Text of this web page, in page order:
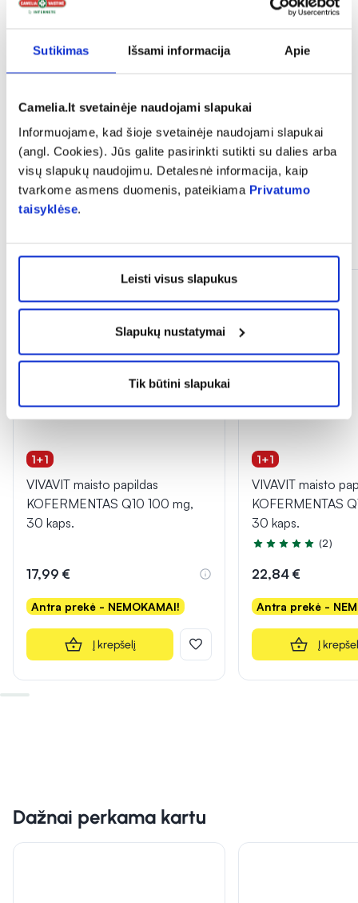
Sutikimas Išsami informacija Apie
Camelia.lt svetainėje naudojami slapukai
Informuojame, kad šioje svetainėje naudojami slapukai
(angl. Cookies). Jūs galite pasirinkti sutikti su dalies arba
visų slapukų naudojimu. Detalesnė informacija, kaip
tvarkome asmens duomenis, pateikiama Privatumo
taisyklėse.
Leisti visus slapukus
Slapukų nustatymai
Tik būtini slapukai
1+1
VIVAVIT maisto papildas
KOFERMENTAS Q10 100 mg,
30 kaps.
17,99 €
Antra prekė - NEMOKAMAI!
Į krepšelį
1+1
VIVAVIT maisto
KOFERMENTAS
30 kaps.
Įvertinimas 5.0 iš 5
(2)
22,84 €
Antra prekė -
Į
Dažnai perkama kartu